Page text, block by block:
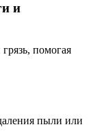
и
помогая
пыли или